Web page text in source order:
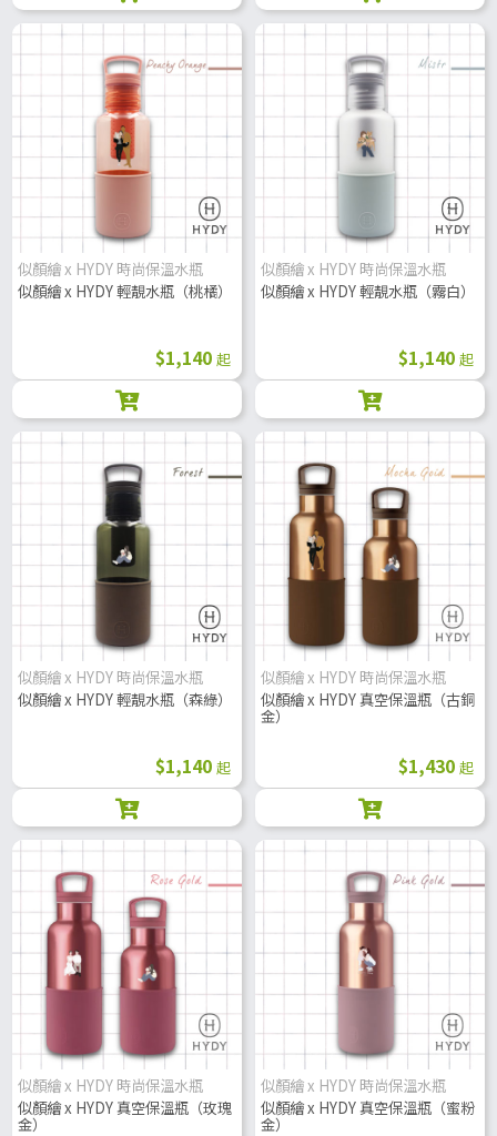
似顏繪 x HYDY 時尚保溫水瓶
似顏繪 x HYDY 輕靚水瓶（桃橘）
$1,140 起
似顏繪 x HYDY 時尚保溫水瓶
似顏繪 x HYDY 輕靚水瓶（霧白）
$1,140 起
似顏繪 x HYDY 時尚保溫水瓶
似顏繪 x HYDY 輕靚水瓶（森綠）
$1,140 起
似顏繪 x HYDY 時尚保溫水瓶
似顏繪 x HYDY 真空保溫瓶（古銅
金）
$1,430 起
似顏繪 x HYDY 時尚保溫水瓶
似顏繪 x HYDY 真空保溫瓶（玫瑰
金）
似顏繪 x HYDY 時尚保溫水瓶
似顏繪 x HYDY 真空保溫瓶（蜜粉
金）